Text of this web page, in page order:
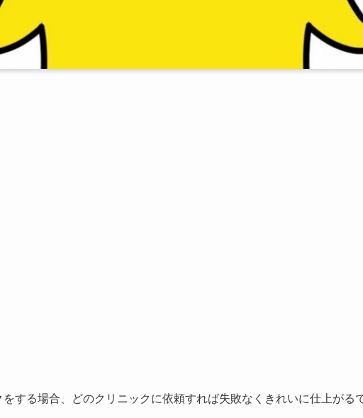
する場合、 どのクリニックに依頼すれば失敗なくきれいに仕上がる